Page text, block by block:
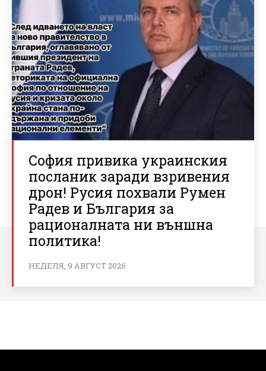
София привика украинския
посланик заради взривения
дрон! Русия похвали Румен
Радев и България за
рационалната ни външна
политика!
НЕДЕЛЯ, 9 АВГУСТ 2026